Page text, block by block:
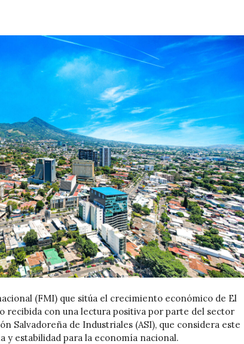
(FMI) que sitúa el crecimiento económico de El
recibida con una lectura positiva por parte del sector
Salvadoreña de Industriales (ASI), que considera este
y estabilidad para la economía nacional.